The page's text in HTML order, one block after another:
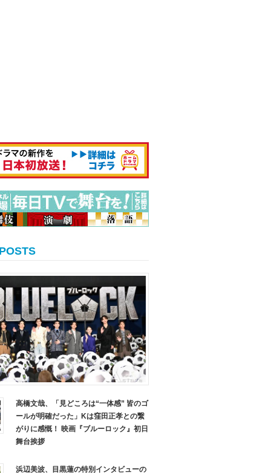
高橋文哉、「見どころは“一体感” 皆のゴ
ールが明確だった」Kは窪田正孝との繋
がりに感慨！ 映画『ブルーロック』初日
舞台挨拶
浜辺美波、目黒蓮の特別インタビューの